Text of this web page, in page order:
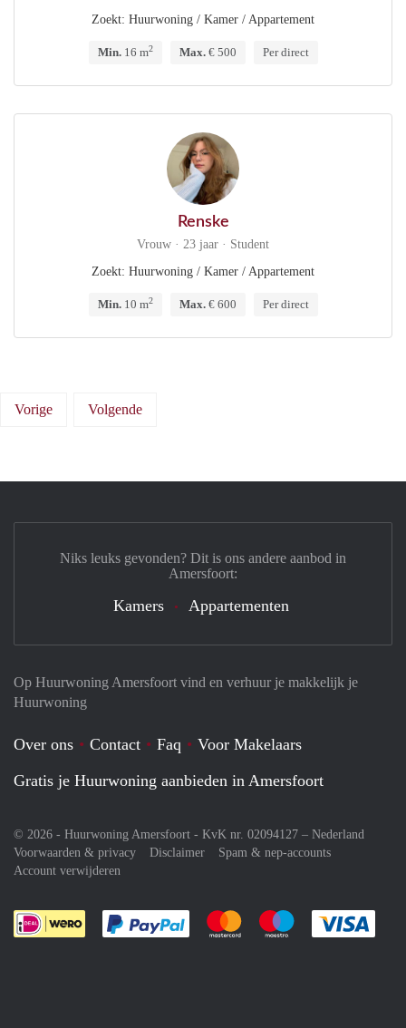
Zoekt: Huurwoning / Kamer / Appartement
Min.16 m2 Max.€ 500 Per direct
Renske
Vrouw · 23 jaar · Student
Zoekt: Huurwoning / Kamer / Appartement
Min.10 m2 Max.€ 600 Per direct
Vorige Volgende
Op Huurwoning Amersfoort vind en verhuur je makkelijk je
Huurwoning
Over ons Contact Faq
Voor Makelaars
Gratis je Huurwoning aanbieden in Amersfoort
© 2026 - Huurwoning Amersfoort - KvK nr. 02094127 – Nederland
Voorwaarden & privacy
Disclaimer
Spam & nep-accounts
Account verwijderen
Je rekent gemakkelijk af met Paypal
Je rekent gemakkelijk af met
Je rekent
Niks leuks gevonden? Dit is ons andere aanbod in
Amersfoort:
Kamers Appartementen